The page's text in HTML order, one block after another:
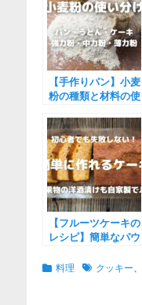
【手作りパン】小麦
粉の種類と材料の使
【フルーツケーキの
レシピ】簡単なパウ
カ 料理
タ クッキー、